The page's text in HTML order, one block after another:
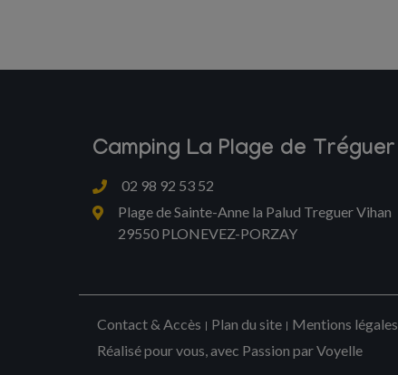
Camping La Plage de Tréguer
02 98 92 53 52
Plage de Sainte-Anne la Palud Treguer Vihan
29550 PLONEVEZ-PORZAY
Contact & Accès Plan du site Mentions légales
Réalisé pour vous, avec Passion par Voyelle